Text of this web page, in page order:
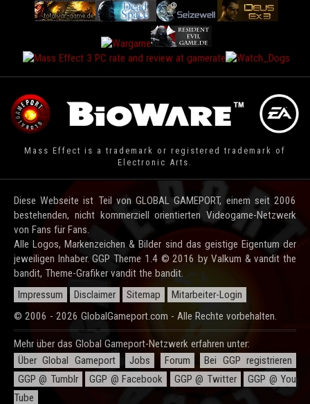
Mass Effect is a trademark or registered trademark of
Electronic Arts.
Diese Webseite ist Teil von GLOBAL GAMEPORT, einem seit 2006
bestehenden, nicht kommerziell orientierten Videogame-Netzwerk
von Fans für Fans.
Alle Logos, Markenzeichen & Bilder sind das geistige Eigentum der
jeweiligen Inhaber. GGP Theme 1.4 © 2016 by Valkum & vandit the
bandit, Theme-Grafiker vandit the bandit.
Impressum
Disclaimer Sitemap
Mitarbeiter-Login
© 2006 - 2026 GlobalGameport.com - Alle Rechte vorbehalten.
Mehr über das Global Gameport-Netzwerk erfahren unter:
Über Global Gameport
Jobs Forum
Bei GGP registrieren
GGP @ Tumblr
GGP @ Facebook GGP @ Twitter
GGP @ You
Tube